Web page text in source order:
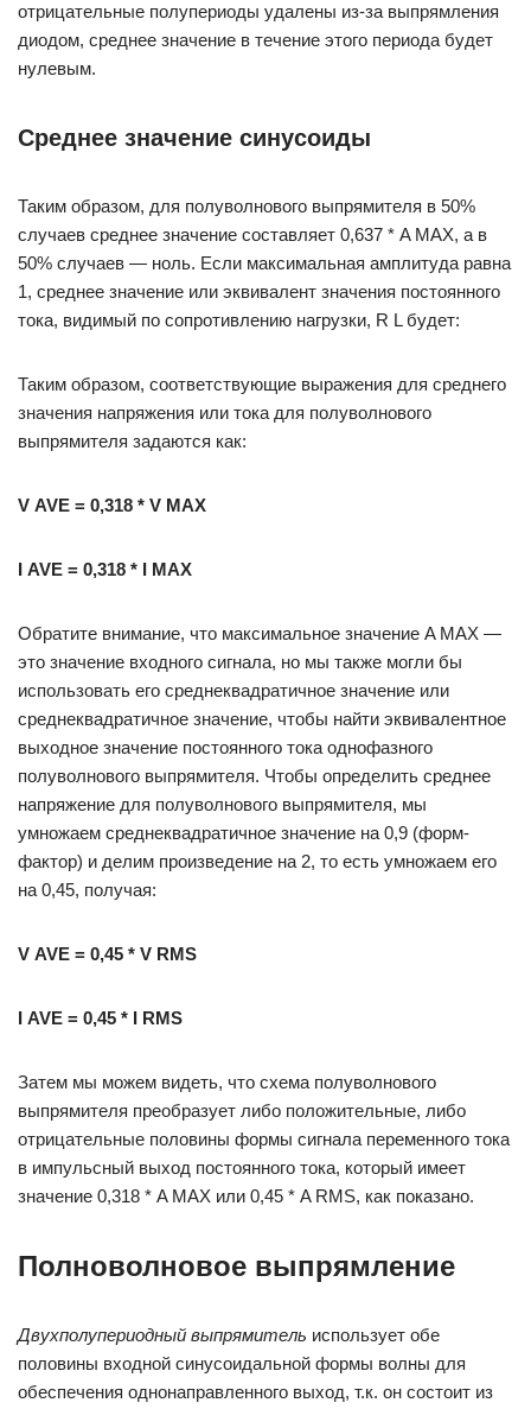
отрицательные полупериоды удалены из-за выпрямления
диодом, среднее значение в течение этого периода будет
нулевым.
Среднее значение синусоиды
Таким образом, для полуволнового выпрямителя в 50%
случаев среднее значение составляет 0,637 * A MAX, а в
50% случаев — ноль. Если максимальная амплитуда равна
1, среднее значение или эквивалент значения постоянного
тока, видимый по сопротивлению нагрузки, R L будет:
Таким образом, соответствующие выражения для среднего
значения напряжения или тока для полуволнового
выпрямителя задаются как:
V AVE = 0,318 * V MAX
I AVE = 0,318 * I MAX
Обратите внимание, что максимальное значение A MAX —
это значение входного сигнала, но мы также могли бы
использовать его среднеквадратичное значение или
среднеквадратичное значение, чтобы найти эквивалентное
выходное значение постоянного тока однофазного
полуволнового выпрямителя. Чтобы определить среднее
напряжение для полуволнового выпрямителя, мы
умножаем среднеквадратичное значение на 0,9 (форм-
фактор) и делим произведение на 2, то есть умножаем его
на 0,45, получая:
V AVE = 0,45 * V RMS
I AVE = 0,45 * I RMS
Затем мы можем видеть, что схема полуволнового
выпрямителя преобразует либо положительные, либо
отрицательные половины формы сигнала переменного тока
в импульсный выход постоянного тока, который имеет
значение 0,318 * A MAX или 0,45 * A RMS, как показано.
Полноволновое выпрямление
Двухполупериодный выпрямитель использует обе
половины входной синусоидальной формы волны для
обеспечения однонаправленного выход, т.к. он состоит из